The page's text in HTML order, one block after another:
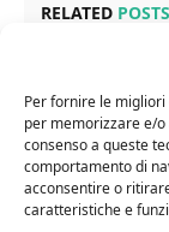
Per fornire le
per memorizzare e/
consenso a queste
comportamento di
acconsentire o
caratteristiche e
RELATED POSTS